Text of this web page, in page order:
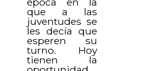
que a las
juventudes se
les decía que
esperen su
turno. Hoy
tienen la